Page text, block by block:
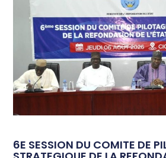
6E SESSION DU COMITE DE